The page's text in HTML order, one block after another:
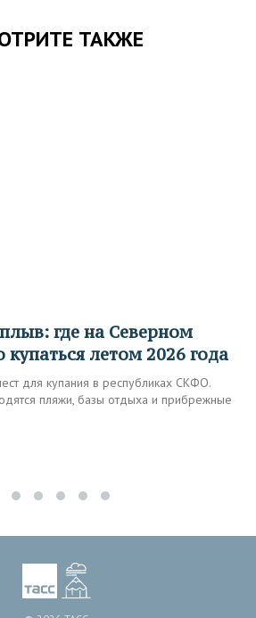
ТАКЖЕ
летом 2026 года
для купания в республиках СКФО.
пляжи, базы отдыха и прибрежные